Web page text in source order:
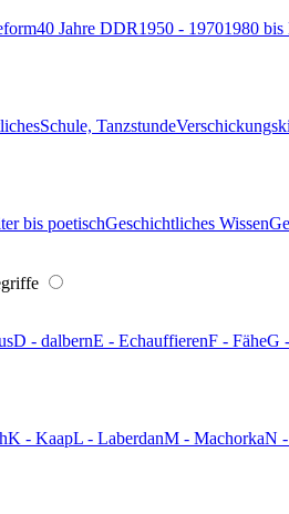
40 Jahre DDR1950 - 19701980 bis
Schule, Tanzstunde
bis poetischGeschichtliches Wissen
D - dalbernE - EchauffierenF - FäheG
K - KaapL - LaberdanM - MachorkaN